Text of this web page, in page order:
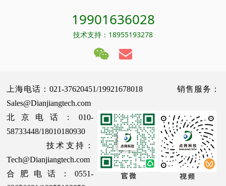
19901636028
技术支持：18955193278
上海电话：021-37620451/19921678018 销售服务：
Sales@Dianjiangtech.com
北京电话：010-
58733448/18010180930
技术支持：
Tech@Dianjiangtech.com
合肥电话：0551-